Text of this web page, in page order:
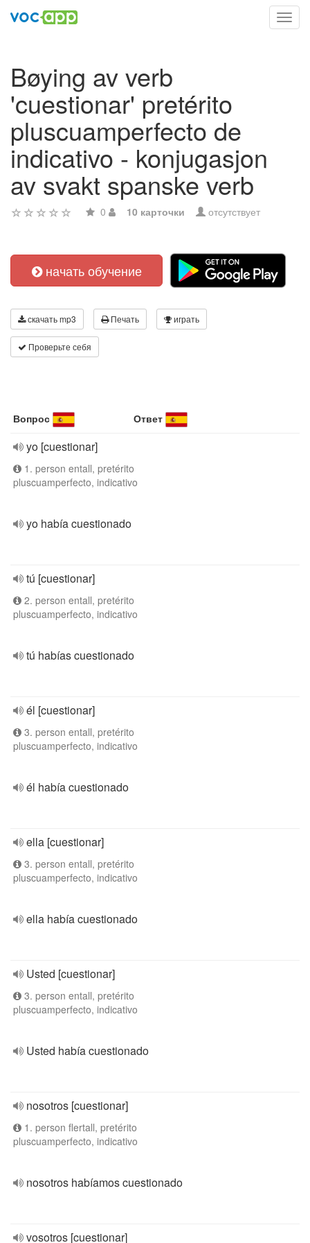
Bøying av verb
'cuestionar' pretérito
pluscuamperfecto de
indicativo - konjugasjon
av svakt spanske verb
0 10 карточки отсутствует
начать обучение
скачать mp3 Печать играть
Проверьте себя
Вопрос Ответ
yo [cuestionar]
1. person entall, pretérito
pluscuamperfecto, indicativo
yo había cuestionado
tú [cuestionar]
2. person entall, pretérito
pluscuamperfecto, indicativo
tú habías cuestionado
él [cuestionar]
3. person entall, pretérito
pluscuamperfecto, indicativo
él había cuestionado
ella [cuestionar]
3. person entall, pretérito
pluscuamperfecto, indicativo
ella había cuestionado
Usted [cuestionar]
3. person entall, pretérito
pluscuamperfecto, indicativo
Usted había cuestionado
nosotros [cuestionar]
1. person flertall, pretérito
pluscuamperfecto, indicativo
nosotros habíamos cuestionado
vosotros [cuestionar]